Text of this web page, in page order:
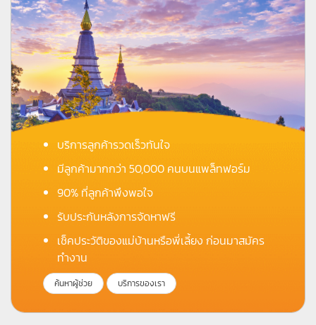
บริการลูกค้ารวดเร็วทันใจ
มีลูกค้ามากกว่า 50,000 คนบนแพล็ทฟอร์ม
90% ที่ลูกค้าพึงพอใจ
รับประกันหลังการจัดหาฟรี
เช็คประวัติของแม่บ้านหรือพี่เลี้ยง ก่อนมาสมัคร
ทำงาน
ค้นหาผู้ช่วย บริการของเรา